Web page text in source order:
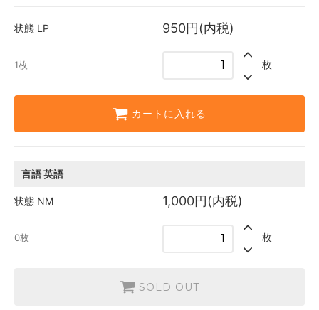
状態 LP 950円(内税)
1枚 枚
カートに入れる
言語英語
状態 NM 1,000円(内税)
0枚 枚
SOLD OUT